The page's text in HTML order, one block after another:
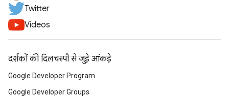
Twitter
Videos
दर्शकों की दिलचस्पी से जुड़े आंकड़े
Google Developer Program
Google Developer Groups